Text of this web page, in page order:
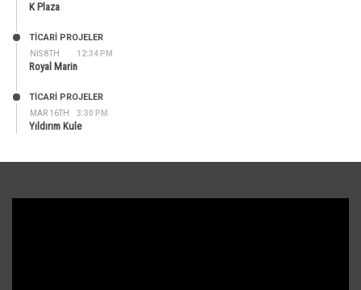
K Plaza
NIS 8TH 12:34 PM
TİCARİ PROJELER
Royal Marin
MAR 16TH 3:30 PM
TİCARİ PROJELER
Yıldırım Kule